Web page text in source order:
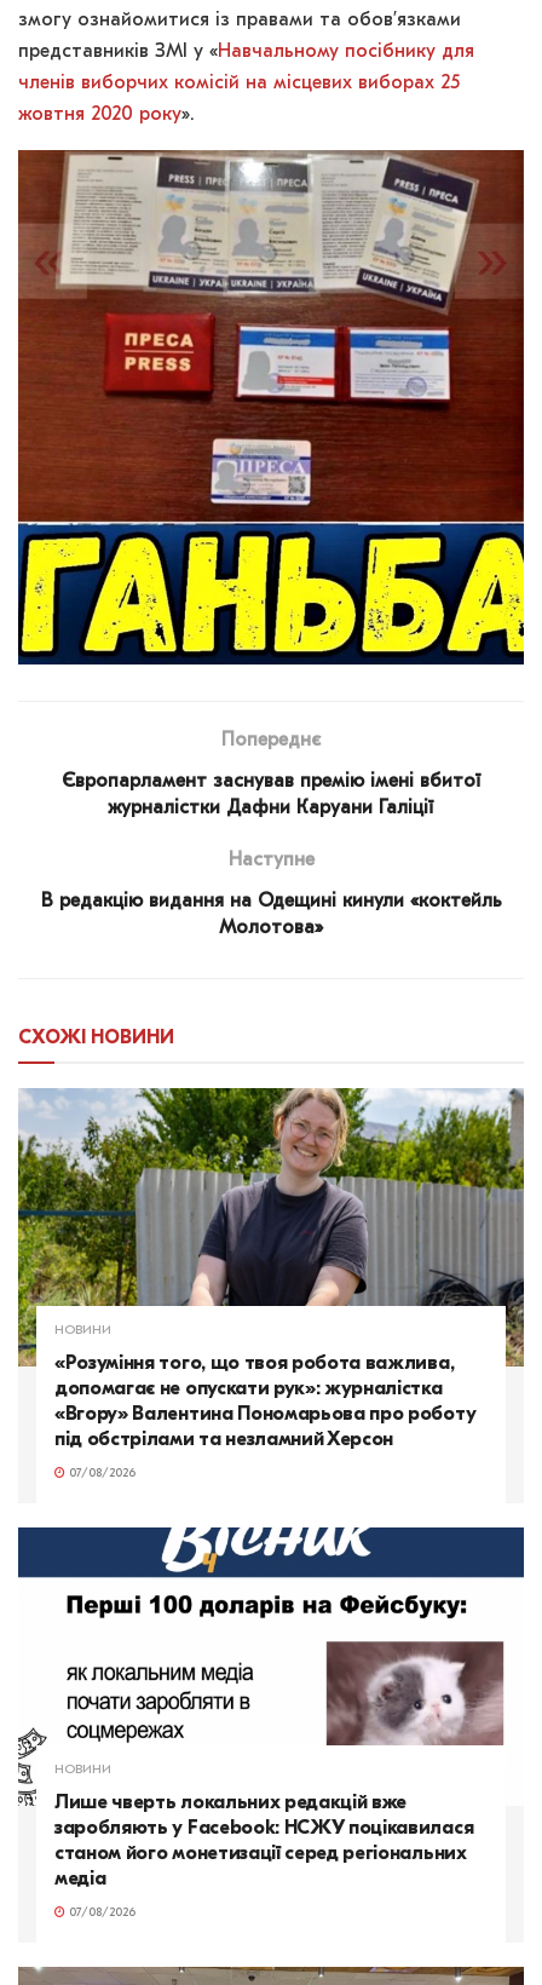
змогу ознайомитися із правами та обов’язками
представників ЗМІ у «Навчальному посібнику для
членів виборчих комісій на місцевих виборах 25
жовтня 2020 року».
Попереднє
Європарламент заснував премію імені вбитої
журналістки Дафни Каруани Галіції
Наступне
В редакцію видання на Одещині кинули «коктейль
Молотова»
СХОЖІ НОВИНИ
НОВИНИ
«Розуміння того, що твоя робота важлива,
допомагає не опускати рук»: журналістка
«Вгору» Валентина Пономарьова про роботу
під обстрілами та незламний Херсон
07/08/2026
НОВИНИ
Лише чверть локальних редакцій вже
заробляють у Facebook: НСЖУ поцікавилася
станом його монетизації серед регіональних
медіа
07/08/2026